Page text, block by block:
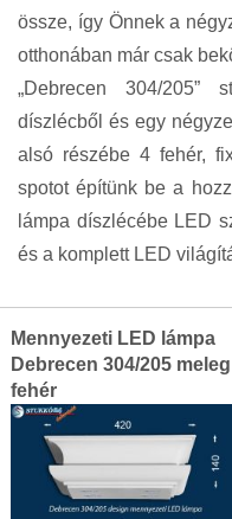
össze, így Önnek a
otthonában már csak
„Debrecen 304/205”
díszlécből és egy
alsó részébe 4 fehér,
spotot építünk be a
lámpa díszlécébe LED
és a komplett LED
product
items
Mennyezeti LED lámpa
Debrecen 304/205 meleg
fehér